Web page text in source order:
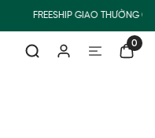
FREESHIP GIAO THƯỜNG
0